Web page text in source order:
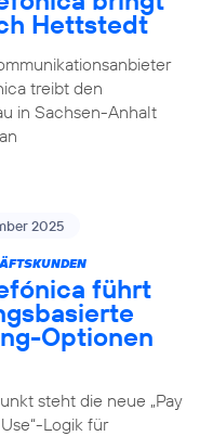
Hettstedt
treibt den
in Sachsen-Anhalt
2025
führt
Optionen
steht die neue „Pay
Logik für